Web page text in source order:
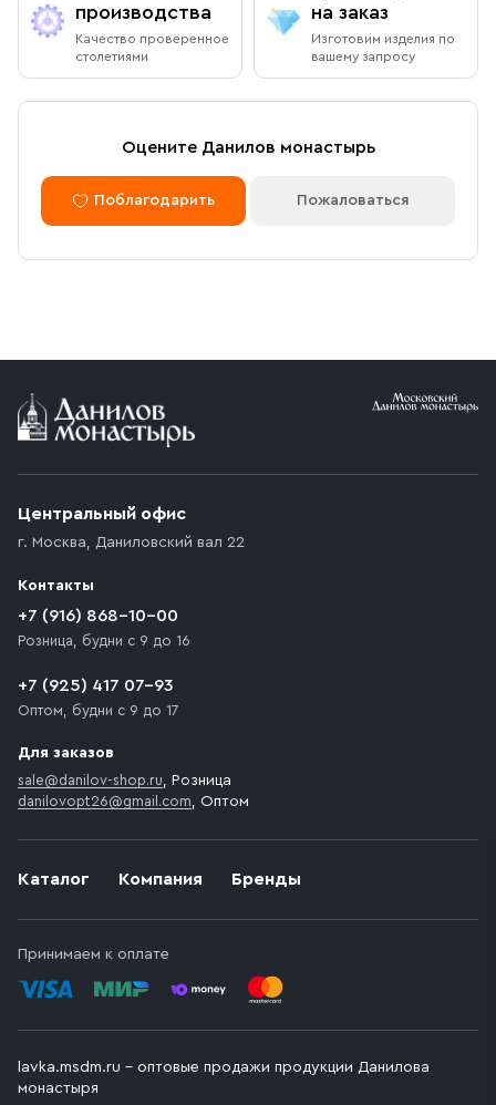
производства
Качество проверенное
столетиями
на заказ
Изготовим изделия по
вашему запросу
Оцените Данилов монастырь
Поблагодарить Пожаловаться
Каталог Компания Бренды
Принимаем к оплате
Центральный офис
г. Москва, Даниловский вал 22
Контакты
+7 (916) 868-10-00
Розница, будни с 9 до 16
+7 (925) 417 07-93
Оптом, будни с 9 до 17
Для заказов
sale@danilov-shop.ru, Розница
danilovopt26@gmail.com, Оптом
lavka.msdm.ru – оптовые продажи продукции Данилова
монастыря